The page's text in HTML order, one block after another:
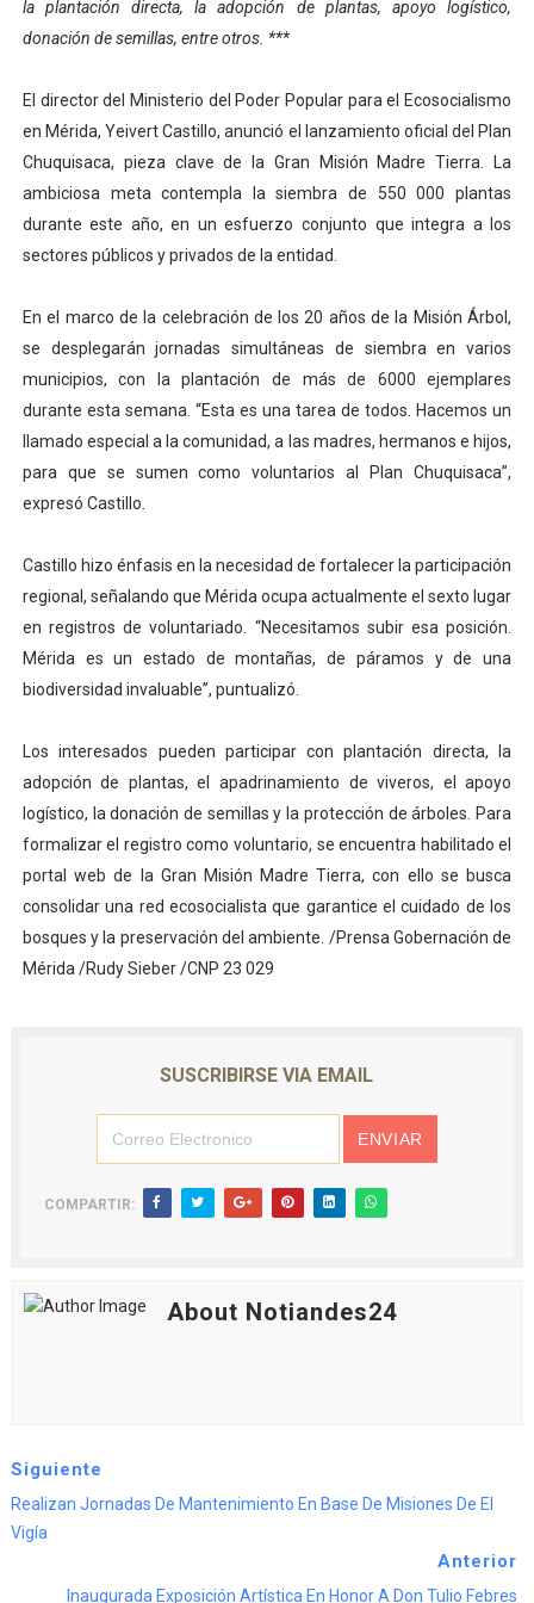
Alcaldía del Municipio Libertador realizó una jornada
INN-Mérida celebró el Lacto grado para promover el
Impulsan plan estratégico de seguridad ciudadana
Jornada social benefició a 250 familias en Los
la plantación directa, la adopción de plantas, apoyo logístico,
donación de semillas, entre otros. ***
El director del Ministerio del Poder Popular para el Ecosocialismo
en Mérida, Yeivert Castillo, anunció el lanzamiento oficial del Plan
Chuquisaca, pieza clave de la Gran Misión Madre Tierra. La
ambiciosa meta contempla la siembra de 550 000 plantas
durante este año, en un esfuerzo conjunto que integra a los
sectores públicos y privados de la entidad.
En el marco de la celebración de los 20 años de la Misión Árbol,
se desplegarán jornadas simultáneas de siembra en varios
municipios, con la plantación de más de 6000 ejemplares
durante esta semana. “Esta es una tarea de todos. Hacemos un
llamado especial a la comunidad, a las madres, hermanos e hijos,
para que se sumen como voluntarios al Plan Chuquisaca”,
expresó Castillo.
Castillo hizo énfasis en la necesidad de fortalecer la participación
regional, señalando que Mérida ocupa actualmente el sexto lugar
en registros de voluntariado. “Necesitamos subir esa posición.
Mérida es un estado de montañas, de páramos y de una
biodiversidad invaluable”, puntualizó.
Los interesados pueden participar con plantación directa, la
adopción de plantas, el apadrinamiento de viveros, el apoyo
logístico, la donación de semillas y la protección de árboles. Para
formalizar el registro como voluntario, se encuentra habilitado el
portal web de la Gran Misión Madre Tierra, con ello se busca
consolidar una red ecosocialista que garantice el cuidado de los
bosques y la preservación del ambiente. /Prensa Gobernación de
Mérida /Rudy Sieber /CNP 23 029
SUSCRIBIRSE VIA EMAIL
COMPARTIR:
About Notiandes24
Siguiente
Realizan Jornadas De Mantenimiento En Base De Misiones De El
Vigía
Anterior
Inaugurada Exposición Artística En Honor A Don Tulio Febres